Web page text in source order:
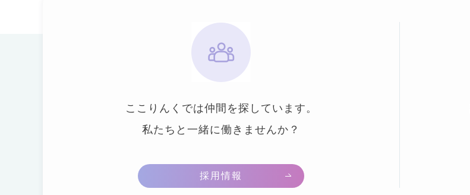
ここりんくでは仲間を探しています。
私たちと一緒に働きませんか？
採用情報